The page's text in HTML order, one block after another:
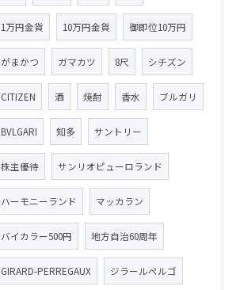
1万円金貨 10万円金貨 御即位10万円
がまかつ ガマカツ 8尺 シチズン
CITIZEN 酒 焼酎 香水 ブルガリ
BVLGARI 知多 サントリー
株主優待 サンリオピューロランド
ハーモニーランド マッカラン
バイカラー500円 地方自治60周年
GIRARD-PERREGAUX ジラールペルゴ